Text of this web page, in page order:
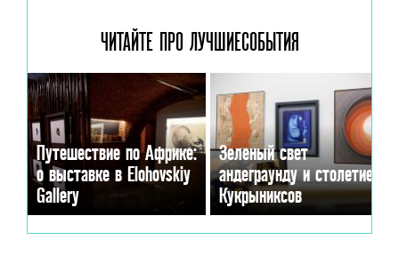
ЧИТАЙТЕ ПРО ЛУЧШИЕСОБЫТИЯ
Путешествие по Африке:
о выставке в Elohovskiy
Gallery
Зеленый свет
андеграунду и столетие
Кукрыниксов